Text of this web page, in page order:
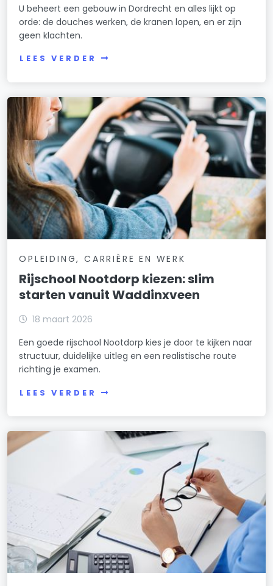
U beheert een gebouw in Dordrecht en alles lijkt op
orde: de douches werken, de kranen lopen, en er zijn
geen klachten.
LEES VERDER
OPLEIDING, CARRIÈRE EN WERK
Rijschool Nootdorp kiezen: slim
starten vanuit Waddinxveen
18 maart 2026
Een goede rijschool Nootdorp kies je door te kijken naar
structuur, duidelijke uitleg en een realistische route
richting je examen.
LEES VERDER